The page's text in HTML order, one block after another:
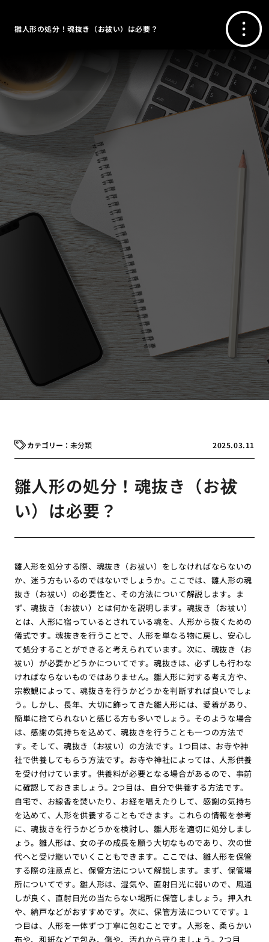
雛人形の処分！魂抜き（お祓い）は必要？
2025.03.11
未分類
雛人形の処分！魂抜き（お祓
い）は必要？
雛人形を処分する際、魂抜き（お祓い）をしなければならないの
か、迷う方もいるのではないでしょうか。ここでは、雛人形の魂
抜き（お祓い）の必要性と、その方法について解説します。ま
ず、魂抜き（お祓い）とは何かを説明します。魂抜き（お祓い）
とは、人形に宿っているとされている魂を、人形から抜くための
儀式です。魂抜きを行うことで、人形を単なる物に戻し、安心し
て処分することができると考えられています。次に、魂抜き（お
祓い）が必要かどうかについてです。魂抜きは、必ずしも行わな
ければならないものではありません。雛人形に対する考え方や、
宗教観によって、魂抜きを行うかどうかを判断すれば良いでしょ
う。しかし、長年、大切に飾ってきた雛人形には、愛着があり、
簡単に捨てられないと感じる方も多いでしょう。そのような場合
は、感謝の気持ちを込めて、魂抜きを行うことも一つの方法で
す。そして、魂抜き（お祓い）の方法です。1つ目は、お寺や神
社で供養してもらう方法です。お寺や神社によっては、人形供養
を受け付けています。供養料が必要となる場合があるので、事前
に確認しておきましょう。2つ目は、自分で供養する方法です。
自宅で、お線香を焚いたり、お経を唱えたりして、感謝の気持ち
を込めて、人形を供養することもできます。これらの情報を参考
に、魂抜きを行うかどうかを検討し、雛人形を適切に処分しまし
ょう。雛人形は、女の子の成長を願う大切なものであり、次の世
代へと受け継いでいくこともできます。ここでは、雛人形を保管
する際の注意点と、保管方法について解説します。まず、保管場
所についてです。雛人形は、湿気や、直射日光に弱いので、風通
しが良く、直射日光の当たらない場所に保管しましょう。押入れ
や、納戸などがおすすめです。次に、保管方法についてです。1
つ目は、人形を一体ずつ丁寧に包むことです。人形を、柔らかい
布や、和紙などで包み、傷や、汚れから守りましょう。2つ目